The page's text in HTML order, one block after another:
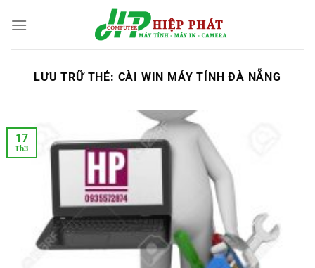
đến
LƯU TRỮ THẺ: CÀI WIN MÁY TÍNH ĐÀ NẴNG
17
Th3